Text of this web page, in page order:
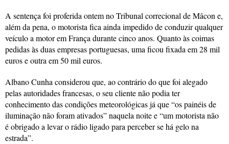
A sentença foi proferida ontem no Tribunal correcional de Mâcon e,
além da pena, o motorista fica ainda impedido de conduzir qualquer
veículo a motor em França durante cinco anos. Quanto às coimas
pedidas às duas empresas portuguesas, uma ficou fixada em 28 mil
euros e outra em 50 mil euros.
Albano Cunha considerou que, ao contrário do que foi alegado
pelas autoridades francesas, o seu cliente não podia ter
conhecimento das condições meteorológicas já que “os painéis de
iluminação não foram ativados” naquela noite e “um motorista não
é obrigado a levar o rádio ligado para perceber se há gelo na
estrada”.